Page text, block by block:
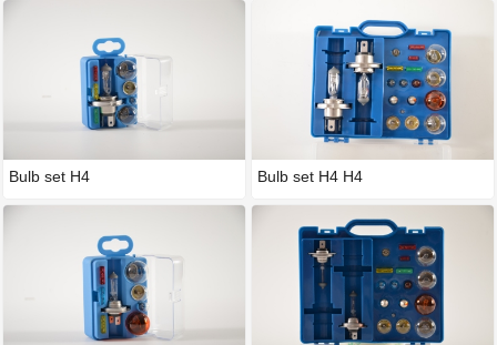
Bulb set H4 Bulb set H4 H4